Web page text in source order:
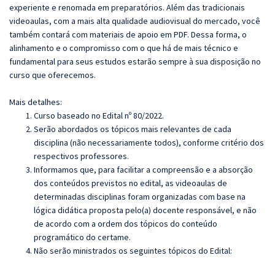
experiente e renomada em preparatórios. Além das tradicionais
videoaulas, com a mais alta qualidade audiovisual do mercado, você
também contará com materiais de apoio em PDF. Dessa forma, o
alinhamento e o compromisso com o que há de mais técnico e
fundamental para seus estudos estarão sempre à sua disposição no
curso que oferecemos.
Mais detalhes:
Curso baseado no Edital nº 80/2022.
Serão abordados os tópicos mais relevantes de cada
disciplina (não necessariamente todos), conforme critério dos
respectivos professores.
Informamos que, para facilitar a compreensão e a absorção
dos conteúdos previstos no edital, as videoaulas de
determinadas disciplinas foram organizadas com base na
lógica didática proposta pelo(a) docente responsável, e não
de acordo com a ordem dos tópicos do conteúdo
programático do certame.
Não serão ministrados os seguintes tópicos do Edital: